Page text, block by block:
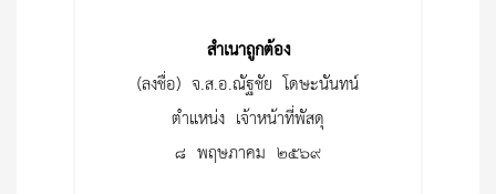
สำเนาถูกต้อง
(ลงชื่อ) จ.ส.อ.ณัฐชัย โดษะนันทน์
ตำแหน่ง เจ้าหน้าที่พัสดุ
๘ พฤษภาคม ๒๕๖๙